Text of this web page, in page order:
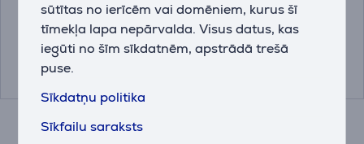
sūtītas no ierīcēm vai domēniem, kurus šī
tīmekļa lapa nepārvalda. Visus datus, kas
iegūti no šīm sīkdatnēm, apstrādā trešā
puse.
Sīkdatņu politika
Sīkfailu saraksts
956-000051
Drauga cena:
4.99 €
14.99 €
00126854
Drauga cena:
4.99 €